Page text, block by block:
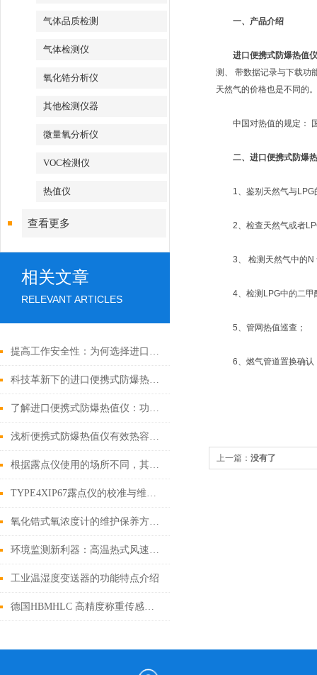
气体品质检测
气体检测仪
氧化锆分析仪
其他检测仪器
微量氧分析仪
VOC检测仪
热值仪
查看更多
相关文章
RELEVANT ARTICLES
提高工作安全性：为何选择进口便携式防爆热值仪？
科技革新下的进口便携式防爆热值仪：未来趋势解析
了解进口便携式防爆热值仪：功能、原理和应用领域
浅析便携式防爆热值仪有效热容量与量热仪精准度的关系
根据露点仪使用的场所不同，其选购的要点也不相同
TYPE4XIP67露点仪的校准与维护秘诀
氧化锆式氧浓度计的维护保养方式方法
环境监测新利器：高温热式风速仪的应用解析
工业温湿度变送器的功能特点介绍
德国HBMHLC 高精度称重传感器：工业级精确控制利器
一、产品介绍
进口便携式防爆热值
测、 带数据记录与下载功
天然气的价格也是不同的
中国对热值的规定：
二、进口便携式防爆
1、鉴别天然气与LPG
2、检查天然气或者
3、 检测天然气中的N
4、检测LPG中的二甲
5、管网热值巡查；
6、燃气管道置换确认
上一篇： 没有了